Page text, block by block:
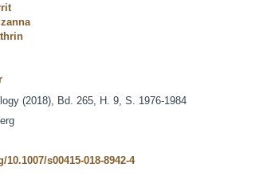
(2018), Bd. 265, H. 9, S. 1976-1984
s00415-018-8942-4